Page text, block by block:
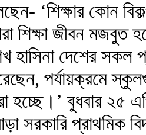
‘শিক্ষার কোন
শিক্ষা জীবন মজবুত
হাসিনা দেশের সকল
পর্যায়ক্রমে
হচ্ছে।’ বুধবার ২৫
সরকারি প্রাথমিক